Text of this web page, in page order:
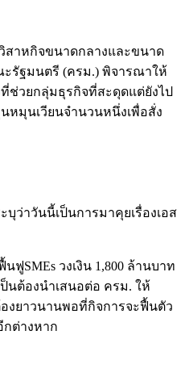
สาหกิจขนาดกลางและขนาด
ะรัฐมนตรี (ครม.) พิจารณาให้
ช่วยกลุ่มธุรกิจที่สะดุดแต่ยังไป
หมุนเวียนจำนวนหนึ่งเพื่อสั่ง
ว่าวันนี้เป็นการมาคุยเรื่องเอส
SMEs วงเงิน 1,800 ล้านบาท
นต้องนำเสนอต่อ ครม. ให้
งยาวนานพอที่กิจการจะฟื้นตัว
กต่างหาก